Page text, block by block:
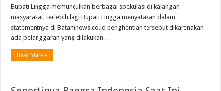
Bupati Lingga memunculkan berbagai spekulasi di kalangan
masyarakat, terlebih lagi Bupati Lingga menyatakan dalam
statementnya di Batamnews.co.id penghentian tersebut dikarenakan
ada pelanggaran yang dilakukan …
Read More »